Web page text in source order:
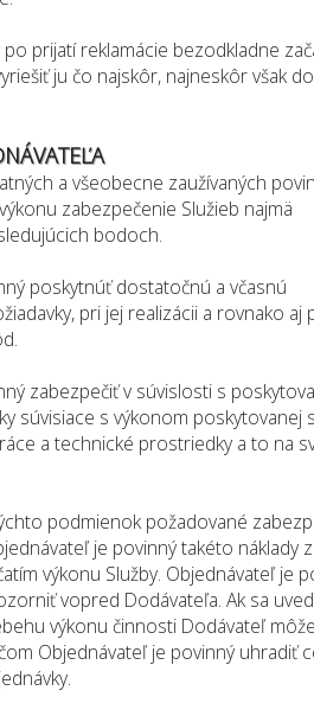
prijatí reklamácie bezodkladne
ju čo najskôr, najneskôr však
a všeobecne zaužívaných
zabezpečenie Služieb najmä
bodoch.
poskytnúť dostatočnú a včasnú
pri jej realizácii a rovnako aj
zabezpečiť v súvislosti s
súvisiace s výkonom poskytovanej
a technické prostriedky a to na
podmienok požadované
je povinný takéto náklady
výkonu Služby. Objednávateľ je
vopred Dodávateľa. Ak sa
výkonu činnosti Dodávateľ
Objednávateľ je povinný uhradiť